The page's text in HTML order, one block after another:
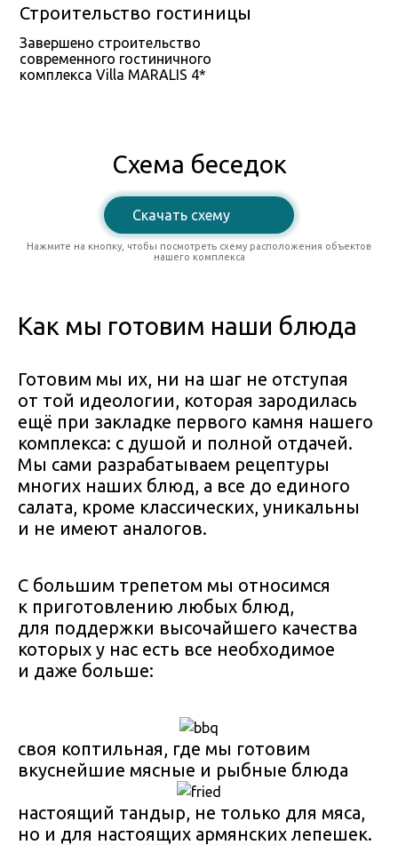
Строительство гостиницы
Завершено строительство
современного гостиничного
комплекса Villa MARALIS 4*
Схема беседок
Скачать схему
Нажмите на кнопку, чтобы посмотреть схему расположения объектов
нашего комплекса
Как мы готовим наши блюда
Готовим мы их, ни на шаг не отступая
от той идеологии, которая зародилась
ещё при закладке первого камня нашего
комплекса: с душой и полной отдачей.
Мы сами разрабатываем рецептуры
многих наших блюд, а все до единого
салата, кроме классических, уникальны
и не имеют аналогов.
С большим трепетом мы относимся
к приготовлению любых блюд,
для поддержки высочайшего качества
которых у нас есть все необходимое
и даже больше:
своя коптильная, где мы готовим
вкуснейшие мясные и рыбные блюда
настоящий тандыр, не только для мяса,
но и для настоящих армянских лепешек.